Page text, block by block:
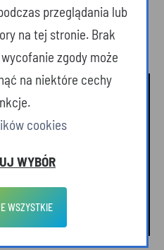
Ortyl.
przeglądania lub
na tej stronie. Brak
zgody może
na niektóre cechy
cookies
WYBÓR
WSZYSTKIE